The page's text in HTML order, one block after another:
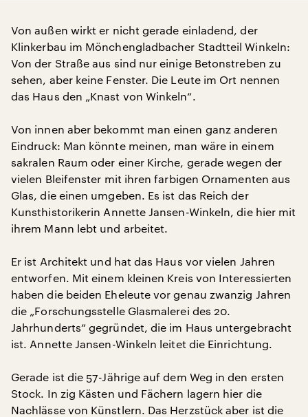
Von außen wirkt er nicht gerade einladend, der
Klinkerbau im Mönchengladbacher Stadtteil Winkeln:
Von der Straße aus sind nur einige Betonstreben zu
sehen, aber keine Fenster. Die Leute im Ort nennen
das Haus den „Knast von Winkeln“.
Von innen aber bekommt man einen ganz anderen
Eindruck: Man könnte meinen, man wäre in einem
sakralen Raum oder einer Kirche, gerade wegen der
vielen Bleifenster mit ihren farbigen Ornamenten aus
Glas, die einen umgeben. Es ist das Reich der
Kunsthistorikerin Annette Jansen-Winkeln, die hier mit
ihrem Mann lebt und arbeitet.
Er ist Architekt und hat das Haus vor vielen Jahren
entworfen. Mit einem kleinen Kreis von Interessierten
haben die beiden Eheleute vor genau zwanzig Jahren
die „Forschungsstelle Glasmalerei des 20.
Jahrhunderts“ gegründet, die im Haus untergebracht
ist. Annette Jansen-Winkeln leitet die Einrichtung.
Gerade ist die 57-Jährige auf dem Weg in den ersten
Stock. In zig Kästen und Fächern lagern hier die
Nachlässe von Künstlern. Das Herzstück aber ist die